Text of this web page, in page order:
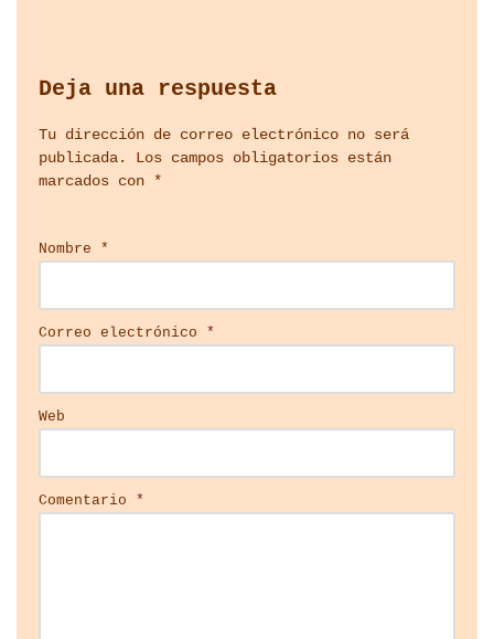
Deja una respuesta
Tu dirección de correo electrónico no será
publicada.
Los campos obligatorios están
marcados con *
Nombre *
Correo electrónico *
Web
Comentario *